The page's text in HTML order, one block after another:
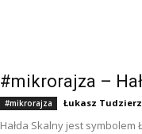
#mikrorajza –
#mikrorajza Łukasz Tudzierz
Hałda Skalny jest